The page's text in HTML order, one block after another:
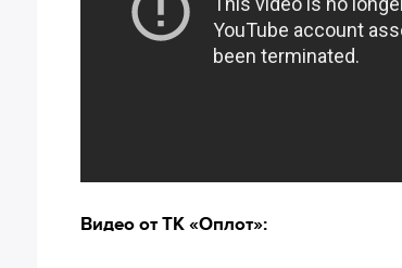
Видео от ТК «Оплот»: